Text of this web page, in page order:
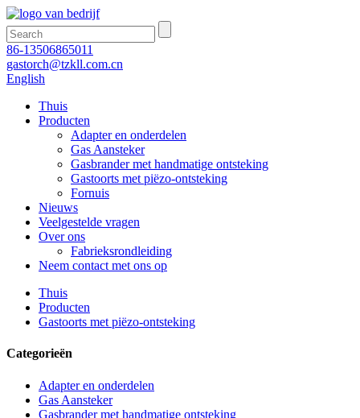
86-13506865011
gastorch@tzkll.com.cn
English
Thuis
Producten
Adapter en onderdelen
Gas Aansteker
Gasbrander met handmatige ontsteking
Gastoorts met piëzo-ontsteking
Fornuis
Nieuws
Veelgestelde vragen
Over ons
Fabrieksrondleiding
Neem contact met ons op
Thuis
Producten
Gastoorts met piëzo-ontsteking
Categorieën
Adapter en onderdelen
Gas Aansteker
Gasbrander met handmatige ontsteking